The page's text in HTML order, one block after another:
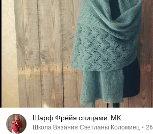
Шарф Фрёйя спицами. МК.
Школа Вязания Светланы Коломиец •